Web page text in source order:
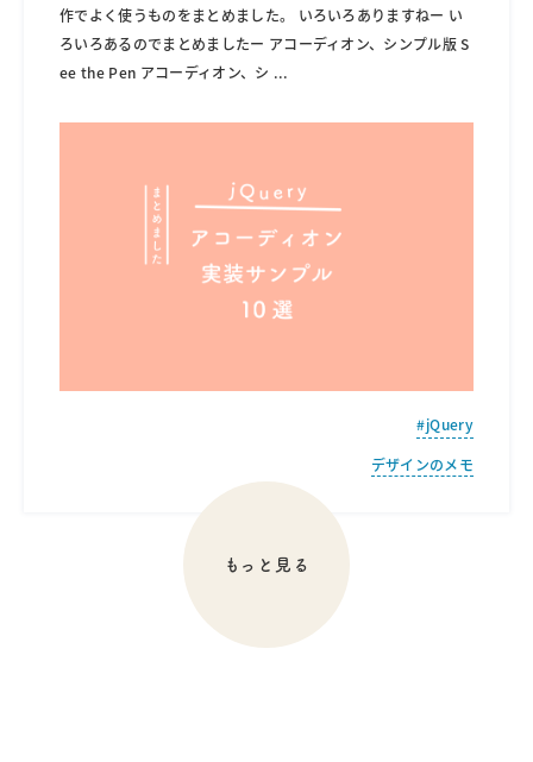
作でよく使うものをまとめました。 いろいろありますねー い
ろいろあるのでまとめましたー アコーディオン、シンプル版 S
ee the Pen アコーディオン、シ ...
jQuery
デザインのメモ
もっと見る